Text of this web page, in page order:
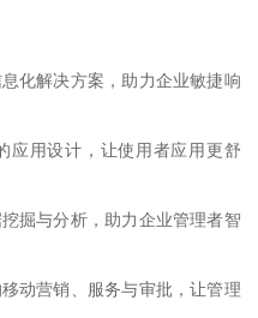
化解决方案，助力企业敏捷响
应用设计，让使用者应用更舒
掘与分析，助力企业管理者智
动营销、服务与审批，让管理